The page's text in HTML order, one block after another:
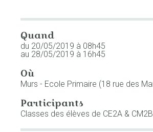
Quand
du 20/05/2019 à 08h45
au 28/05/2019 à 16h45
Où
Murs - Ecole Primaire (18 rue des
Participants
Classes des élèves de CE2A & CM2B